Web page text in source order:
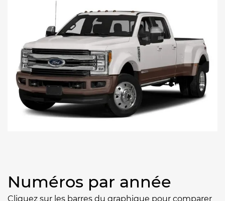
Numéros par année
Cliquez sur les barres du graphique pour comparer